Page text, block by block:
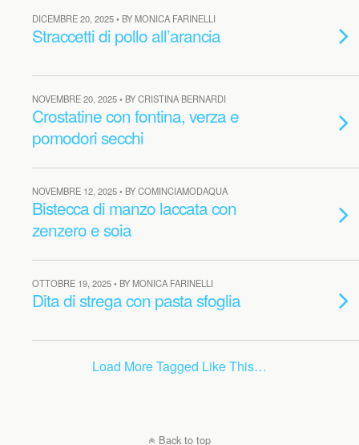
DICEMBRE 20, 2025 • BY MONICA FARINELLI
Straccetti di pollo all’arancia
NOVEMBRE 20, 2025 • BY CRISTINA BERNARDI
Crostatine con fontina, verza e
pomodori secchi
NOVEMBRE 12, 2025 • BY COMINCIAMODAQUA
Bistecca di manzo laccata con
zenzero e soia
OTTOBRE 19, 2025 • BY MONICA FARINELLI
Dita di strega con pasta sfoglia
Load More Tagged Like This…
Back to top